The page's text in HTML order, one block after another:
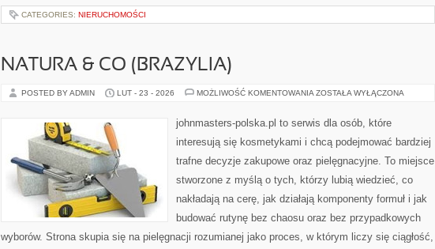
CATEGORIES: NIERUCHOMOŚCI
NATURA & CO (BRAZYLIA)
POSTED BY ADMIN LUT - 23 - 2026 MOŻLIWOŚĆ KOMENTOWANIA NATURA
(BRAZYLIA)
ZOSTAŁA WYŁĄCZONA
johnmasters-polska.pl to serwis dla osób, które
interesują się kosmetykami i chcą podejmować bardziej
trafne decyzje zakupowe oraz pielęgnacyjne. To miejsce
stworzone z myślą o tych, którzy lubią wiedzieć, co
nakładają na cerę, jak działają komponenty formuł i jak
budować rutynę bez chaosu oraz bez przypadkowych
wyborów. Strona skupia się na pielęgnacji rozumianej jako proces, w którym liczy się ciągłość,